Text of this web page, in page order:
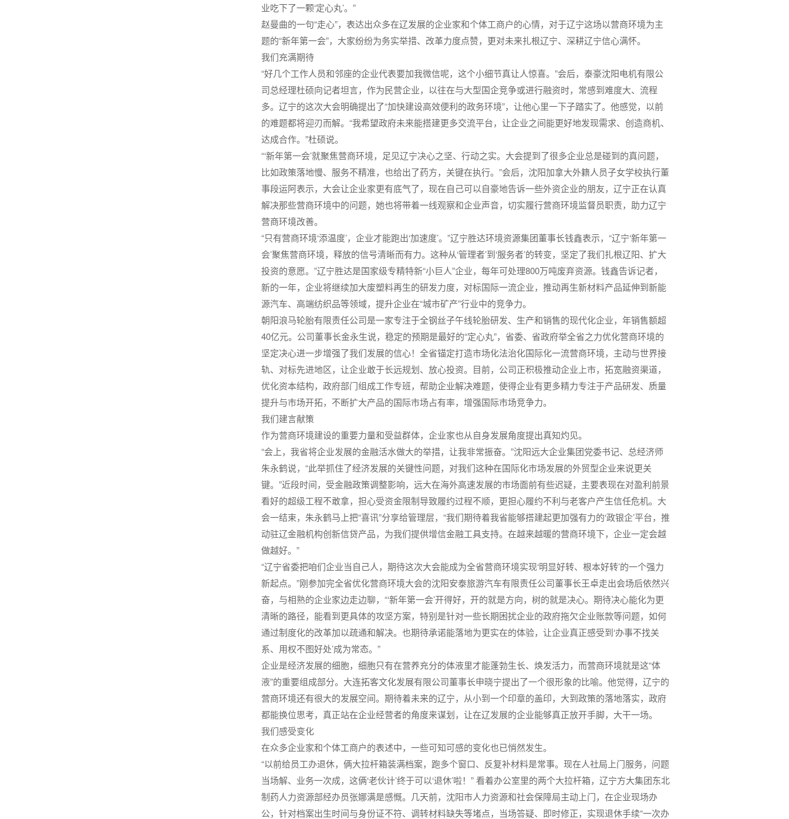
业吃下了一颗‘定心丸’。”
赵曼曲的一句“走心”，表达出众多在辽发展的企业家和个体工商户的心情，对于辽宁这场以营商环境为主
题的“新年第一会”，大家纷纷为务实举措、改革力度点赞，更对未来扎根辽宁、深耕辽宁信心满怀。
我们充满期待
“好几个工作人员和邻座的企业代表要加我微信呢，这个小细节真让人惊喜。”会后，泰豪沈阳电机有限公
司总经理杜硕向记者坦言，作为民营企业，以往在与大型国企竞争或进行融资时，常感到难度大、流程
多。辽宁的这次大会明确提出了“加快建设高效便利的政务环境”，让他心里一下子踏实了。他感觉，以前
的难题都将迎刃而解。“我希望政府未来能搭建更多交流平台，让企业之间能更好地发现需求、创造商机、
达成合作。”杜硕说。
“‘新年第一会’就聚焦营商环境，足见辽宁决心之坚、行动之实。大会提到了很多企业总是碰到的真问题，
比如政策落地慢、服务不精准，也给出了药方，关键在执行。”会后，沈阳加拿大外籍人员子女学校执行董
事段运阿表示，大会让企业家更有底气了，现在自己可以自豪地告诉一些外资企业的朋友，辽宁正在认真
解决那些营商环境中的问题，她也将带着一线观察和企业声音，切实履行营商环境监督员职责，助力辽宁
营商环境改善。
“只有营商环境‘添温度’，企业才能跑出‘加速度’。”辽宁胜达环境资源集团董事长钱鑫表示，“辽宁‘新年第一
会’聚焦营商环境，释放的信号清晰而有力。这种从‘管理者’到‘服务者’的转变，坚定了我们扎根辽阳、扩大
投资的意愿。”辽宁胜达是国家级专精特新“小巨人”企业，每年可处理800万吨废弃资源。钱鑫告诉记者，
新的一年，企业将继续加大废塑料再生的研发力度，对标国际一流企业，推动再生新材料产品延伸到新能
源汽车、高端纺织品等领域，提升企业在“城市矿产”行业中的竞争力。
朝阳浪马轮胎有限责任公司是一家专注于全钢丝子午线轮胎研发、生产和销售的现代化企业，年销售额超
40亿元。公司董事长金永生说，稳定的预期是最好的“定心丸”，省委、省政府举全省之力优化营商环境的
坚定决心进一步增强了我们发展的信心！全省锚定打造市场化法治化国际化一流营商环境，主动与世界接
轨、对标先进地区，让企业敢于长远规划、放心投资。目前，公司正积极推动企业上市，拓宽融资渠道，
优化资本结构，政府部门组成工作专班，帮助企业解决难题，使得企业有更多精力专注于产品研发、质量
提升与市场开拓，不断扩大产品的国际市场占有率，增强国际市场竞争力。
我们建言献策
作为营商环境建设的重要力量和受益群体，企业家也从自身发展角度提出真知灼见。
“会上，我省将企业发展的金融活水做大的举措，让我非常振奋。”沈阳远大企业集团党委书记、总经济师
朱永鹤说，“此举抓住了经济发展的关键性问题，对我们这种在国际化市场发展的外贸型企业来说更关
键。”近段时间，受金融政策调整影响，远大在海外高速发展的市场面前有些迟疑，主要表现在对盈利前景
看好的超级工程不敢拿，担心受资金限制导致履约过程不顺，更担心履约不利与老客户产生信任危机。大
会一结束，朱永鹤马上把“喜讯”分享给管理层，“我们期待着我省能够搭建起更加强有力的‘政银企’平台，推
动驻辽金融机构创新信贷产品，为我们提供增信金融工具支持。在越来越暖的营商环境下，企业一定会越
做越好。”
“辽宁省委把咱们企业当自己人，期待这次大会能成为全省营商环境实现‘明显好转、根本好转’的一个强力
新起点。”刚参加完全省优化营商环境大会的沈阳安泰旅游汽车有限责任公司董事长王卓走出会场后依然兴
奋，与相熟的企业家边走边聊，“‘新年第一会’开得好，开的就是方向，树的就是决心。期待决心能化为更
清晰的路径，能看到更具体的攻坚方案，特别是针对一些长期困扰企业的政府拖欠企业账款等问题，如何
通过制度化的改革加以疏通和解决。也期待承诺能落地为更实在的体验，让企业真正感受到‘办事不找关
系、用权不图好处’成为常态。”
企业是经济发展的细胞，细胞只有在营养充分的体液里才能蓬勃生长、焕发活力，而营商环境就是这“体
液”的重要组成部分。大连拓客文化发展有限公司董事长申晓宁提出了一个很形象的比喻。他觉得，辽宁的
营商环境还有很大的发展空间。期待着未来的辽宁，从小到一个印章的盖印，大到政策的落地落实，政府
都能换位思考，真正站在企业经营者的角度来谋划，让在辽发展的企业能够真正放开手脚，大干一场。
我们感受变化
在众多企业家和个体工商户的表述中，一些可知可感的变化也已悄然发生。
“以前给员工办退休，俩大拉杆箱装满档案，跑多个窗口、反复补材料是常事。现在人社局上门服务，问题
当场解、业务一次成，这俩‘老伙计’终于可以‘退休’啦！” 看着办公室里的两个大拉杆箱，辽宁方大集团东北
制药人力资源部经办员张娜满是感慨。几天前，沈阳市人力资源和社会保障局主动上门，在企业现场办
公，针对档案出生时间与身份证不符、调转材料缺失等堵点，当场答疑、即时修正，实现退休手续“一次办